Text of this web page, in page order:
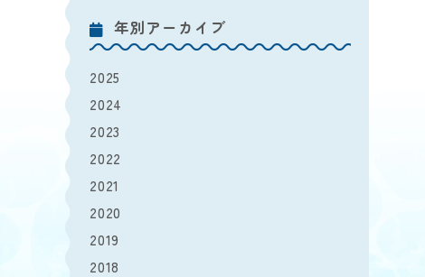
年別アーカイブ
2025
2024
2023
2022
2021
2020
2019
2018